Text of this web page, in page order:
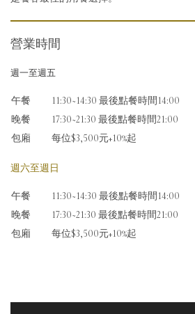
營業時間
週一至週五
午餐
11:30~14:30 最後點餐時間14:00
晚餐
17:30~21:30 最後點餐時間21:00
包廂
每位$3,500元+10%起
週六至週日
午餐
11:30~14:30 最後點餐時間14:00
晚餐
17:30~21:30 最後點餐時間21:00
包廂
每位$3,500元+10%起